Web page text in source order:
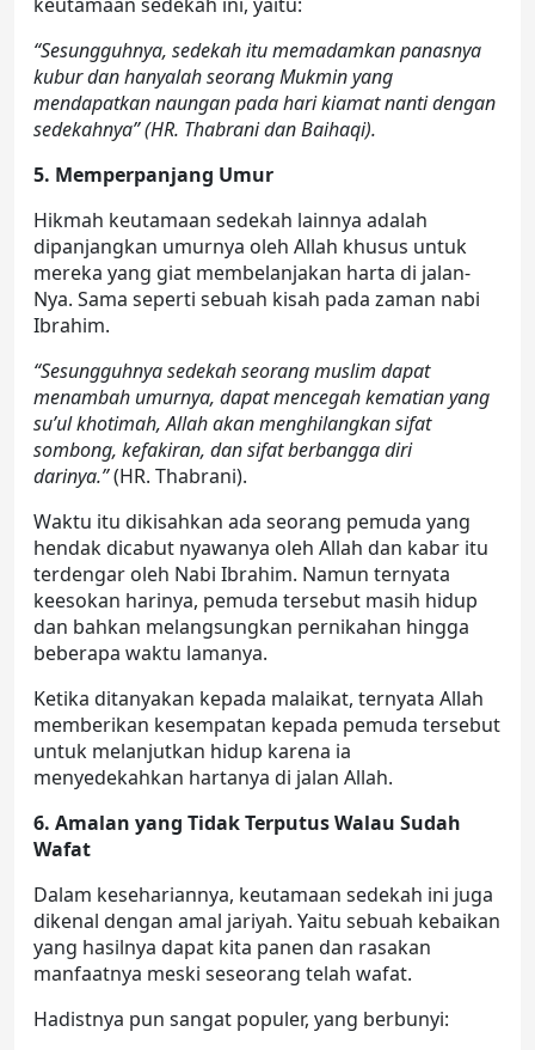
“Sesungguhnya, sedekah itu memadamkan panasnya
kubur dan hanyalah seorang Mukmin yang
mendapatkan naungan pada hari kiamat nanti dengan
sedekahnya”(HR. Thabrani dan Baihaqi).
5. Memperpanjang Umur
Hikmah keutamaan sedekah lainnya adalah
dipanjangkan umurnya oleh Allah khusus untuk
mereka yang giat membelanjakan harta di jalan-
Nya. Sama seperti sebuah kisah pada zaman nabi
Ibrahim.
“Sesungguhnya sedekah seorang muslim dapat
menambah umurnya, dapat mencegah kematian yang
su’ul khotimah, Allah akan menghilangkan sifat
sombong, kefakiran, dan sifat berbangga diri
darinya.”(HR. Thabrani).
Waktu itu dikisahkan ada seorang pemuda yang
hendak dicabut nyawanya oleh Allah dan kabar itu
terdengar oleh Nabi Ibrahim. Namun ternyata
keesokan harinya, pemuda tersebut masih hidup
dan bahkan melangsungkan pernikahan hingga
beberapa waktu lamanya.
Ketika ditanyakan kepada malaikat, ternyata Allah
memberikan kesempatan kepada pemuda tersebut
untuk melanjutkan hidup karena ia
menyedekahkan hartanya di jalan Allah.
6. Amalan yang Tidak Terputus Walau Sudah
Wafat
Dalam kesehariannya, keutamaan sedekah ini juga
dikenal dengan amal jariyah. Yaitu sebuah kebaikan
yang hasilnya dapat kita panen dan rasakan
manfaatnya meski seseorang telah wafat.
Hadistnya pun sangat populer, yang berbunyi: